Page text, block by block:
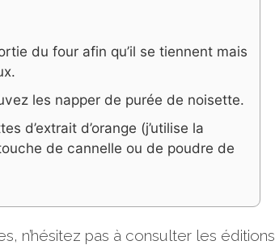
du four afin qu’il se tiennent mais
les napper de purée de noisette.
d’extrait d’orange (j’utilise la
de cannelle ou de poudre de
n’hésitez pas à consulter les éditions